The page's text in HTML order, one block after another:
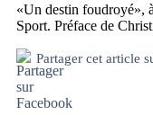
«Un destin foudroyé»,
Sport. Préface de
Partager cet article